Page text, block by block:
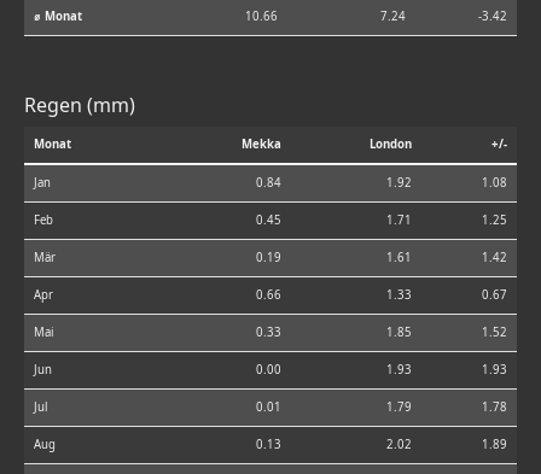
⌀ Monat 10.66 7.24 -3.42
Regen (mm)
Monat Mekka London +/-
Jan 0.84 1.92 1.08
Feb 0.45 1.71 1.25
Mär 0.19 1.61 1.42
Apr 0.66 1.33 0.67
Mai 0.33 1.85 1.52
Jun 0.00 1.93 1.93
Jul 0.01 1.79 1.78
Aug 0.13 2.02 1.89